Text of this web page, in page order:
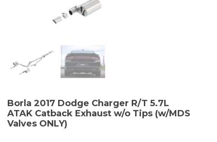
Borla 2017 Dodge Charger R/T 5.7L
ATAK Catback Exhaust w/o Tips (w/MDS
Valves ONLY)